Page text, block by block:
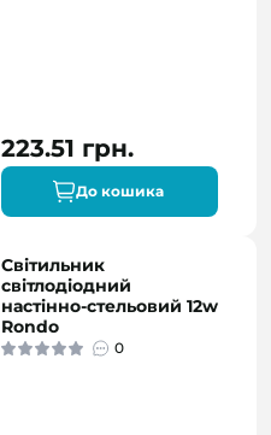
223.51 грн.
До кошика
Світильник
світлодіодний
настінно-стельовий 12w
Rondo
0